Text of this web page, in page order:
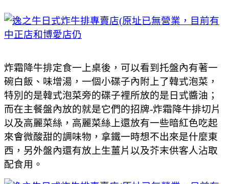
炸霜降牛排定食一上桌後，可以看到托盤內有著一
碗白飯、味增湯，一個小碟子內附上了韓式泡菜，
特別的是韓式泡菜旁的碟子裡所放的是日式醬油；
而在主餐盤內放的就是它們的招牌-炸霜降牛排切片
以及高麗菜絲，高麗菜絲上還放有一些暗紅色吃起
來會微酸甜的調味物，拿鐵一時想不出來是什麼東
西，另外盤內還有放上生薑片以及芥末供客人沾取
配食用。